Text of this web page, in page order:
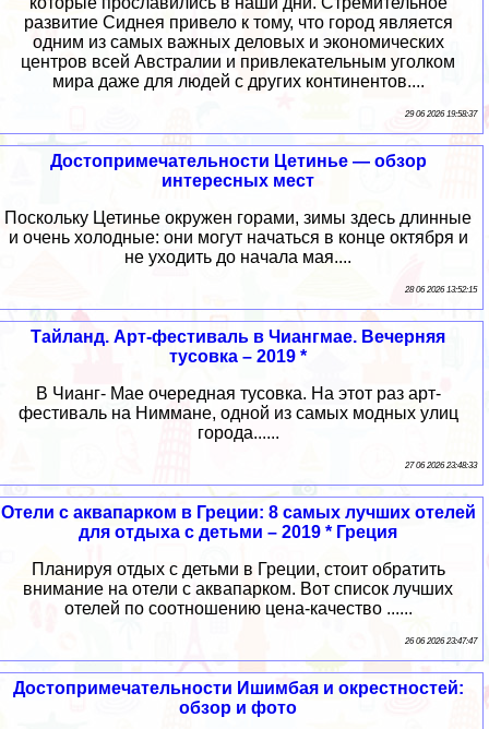
развитие Сиднея привело к тому, что город является
одним из самых важных деловых и экономических
центров всей Австралии и привлекательным уголком
мира даже для людей с других континентов....
29 06 2026 19:58:37
Достопримечательности Цетинье — обзор
интересных мест
Поскольку Цетинье окружен горами, зимы здесь длинные
и очень холодные: они могут начаться в конце октября и
не уходить до начала мая....
28 06 2026 13:52:15
Тайланд. Арт-фестиваль в Чиангмае. Вечерняя
тусовка – 2019 *
В Чианг- Мае очередная тусовка. На этот раз арт-
фестиваль на Ниммане, одной из самых модных улиц
города......
27 06 2026 23:48:33
Отели с аквапарком в Греции: 8 самых лучших отелей
для отдыха с детьми – 2019 * Греция
Планируя отдых с детьми в Греции, стоит обратить
внимание на отели с аквапарком. Вот список лучших
отелей по соотношению цена-качество ......
26 06 2026 23:47:47
Достопримечательности Ишимбая и окрестностей:
обзор и фото